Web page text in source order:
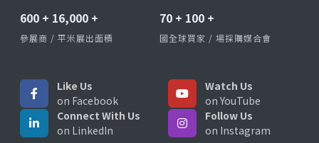
600 + 16,000 +
參展商 / 平米展出面積
70 + 100 +
國全球買家 / 場採購媒合會
Like Us
on Facebook
Watch Us
on YouTube
Connect With Us
on LinkedIn
Follow Us
on Instagram